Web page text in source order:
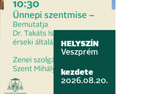
HELYSZÍN
Veszprém
kezdete
2026.08.20.